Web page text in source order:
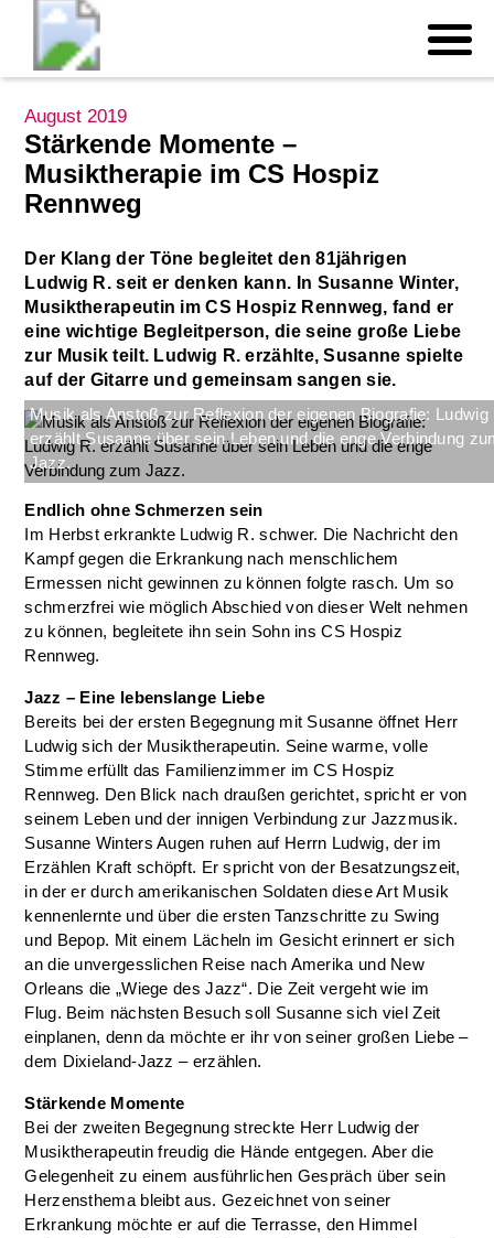
August 2019
Stärkende Momente –
Musiktherapie im CS Hospiz
Rennweg
Der Klang der Töne begleitet den 81jährigen
Ludwig R. seit er denken kann. In Susanne Winter,
Musiktherapeutin im CS Hospiz Rennweg, fand er
eine wichtige Begleitperson, die seine große Liebe
zur Musik teilt. Ludwig R. erzählte, Susanne spielte
auf der Gitarre und gemeinsam sangen sie.
Musik als Anstoß zur Reflexion der eigenen Biografie: Ludwig
erzählt Susanne über sein Leben und die enge Verbindung
Jazz.
Endlich ohne Schmerzen sein
Im Herbst erkrankte Ludwig R. schwer. Die Nachricht den
Kampf gegen die Erkrankung nach menschlichem
Ermessen nicht gewinnen zu können folgte rasch. Um so
schmerzfrei wie möglich Abschied von dieser Welt nehmen
zu können, begleitete ihn sein Sohn ins CS Hospiz
Rennweg.
Jazz – Eine lebenslange Liebe
Bereits bei der ersten Begegnung mit Susanne öffnet Herr
Ludwig sich der Musiktherapeutin. Seine warme, volle
Stimme erfüllt das Familienzimmer im CS Hospiz
Rennweg. Den Blick nach draußen gerichtet, spricht er von
seinem Leben und der innigen Verbindung zur Jazzmusik.
Susanne Winters Augen ruhen auf Herrn Ludwig, der im
Erzählen Kraft schöpft. Er spricht von der Besatzungszeit,
in der er durch amerikanischen Soldaten diese Art Musik
kennenlernte und über die ersten Tanzschritte zu Swing
und Bepop. Mit einem Lächeln im Gesicht erinnert er sich
an die unvergesslichen Reise nach Amerika und New
Orleans die „Wiege des Jazz“. Die Zeit vergeht wie im
Flug. Beim nächsten Besuch soll Susanne sich viel Zeit
einplanen, denn da möchte er ihr von seiner großen Liebe –
dem Dixieland-Jazz – erzählen.
Stärkende Momente
Bei der zweiten Begegnung streckte Herr Ludwig der
Musiktherapeutin freudig die Hände entgegen. Aber die
Gelegenheit zu einem ausführlichen Gespräch über sein
Herzensthema bleibt aus. Gezeichnet von seiner
Erkrankung möchte er auf die Terrasse, den Himmel